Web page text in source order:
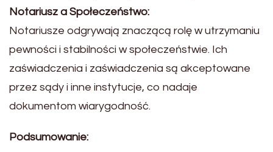
Notariusz a Społeczeństwo:
Notariusze odgrywają znaczącą rolę w utrzymaniu
pewności i stabilności w społeczeństwie. Ich
zaświadczenia i zaświadczenia są akceptowane
przez sądy i inne instytucje, co nadaje
dokumentom wiarygodność.
Podsumowanie: